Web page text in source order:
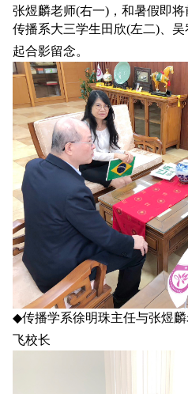
张煜麟老师(右一)，和暑假即
传播系大三学生田欣(左二)、
起合影留念。
◆传播学系徐明珠主任与张煜
飞校长